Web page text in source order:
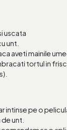
uscata
unt.
aveti mainile
tortul in
intinse pe o
unt.